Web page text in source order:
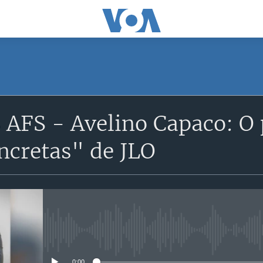
AFS - Avelino Capaco:
de JLO